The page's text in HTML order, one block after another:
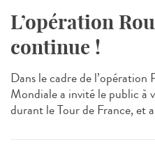
L’opération
continue !
Dans le cadre de
Mondiale a invité le public à
durant le Tour de France, et